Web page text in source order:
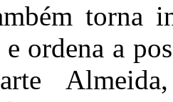
torna
ordena a